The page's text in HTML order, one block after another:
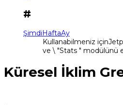
#
ŞimdiHaftaAy
Kullanabilmeniz
ve \ "Stats " modülünü
Küresel İklim